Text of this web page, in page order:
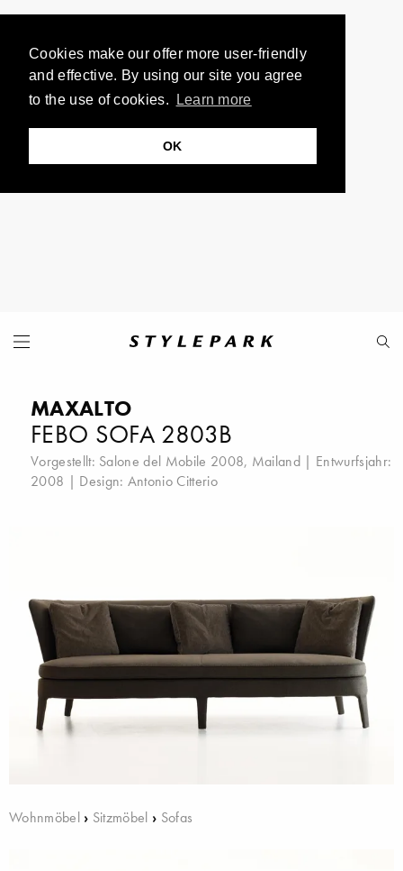
Cookies make our offer more user-friendly
and effective. By using our site you agree
to the use of cookies.
Learn more
OK
MAXALTO
FEBO SOFA 2803B
Vorgestellt: Salone del Mobile 2008, Mailand | Entwurfsjahr:
2008 | Design: Antonio Citterio
Wohnmöbel› Sitzmöbel › Sofas